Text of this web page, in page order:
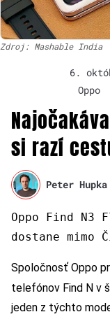
Zdroj: Mashable India
6.
Oppo
si razí
Peter Hupka
Oppo Find N3
dostane mimo
Spoločnosť Oppo
telefónov Find N v
jeden z týchto